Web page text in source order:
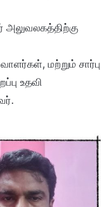
மற்றும் சார்பு
உதவி